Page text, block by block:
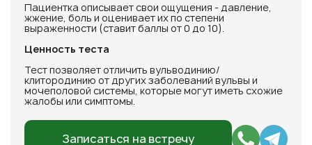
Пациентка описывает свои ощущения - давление,
жжение, боль и оценивает их по степени
выраженности (ставит баллы от 0 до 10).
Ценность теста
Тест позволяет отличить вульводинию/
клитородинию от других заболеваний вульвы и
мочеполовой системы, которые могут иметь схожие
жалобы или симптомы.
Записаться на встречу